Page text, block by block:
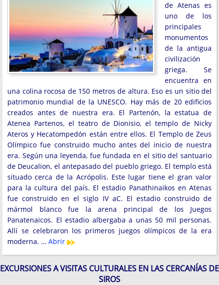
de Atenas es
uno de los
principales
monumentos
de la antigua
civilización
griega. Se
encuentra en
una colina rocosa de 150 metros de altura. Eso es un sitio del
patrimonio mundial de la UNESCO. Hay más de 20 edificios
creados antes de nuestra era. El Partenón, la estatua de
Atenea Partenos, el teatro de Dionisio, el templo de Nicky
Ateros y Hecatompedón están entre ellos. El Templo de Zeus
Olímpico fue construido mucho antes del inicio de nuestra
era. Según una leyenda, fue fundada en el sitio del santuario
de Deucalion, el antepasado del pueblo griego. El templo está
situado cerca de la Acrópolis. Este lugar tiene el gran valor
para la cultura del país. El estadio Panathinaikos en Atenas
fue construido en el siglo IV aC. El estadio construido de
mármol blanco fue la arena principal de los Juegos
Panatenaicos. El estadio albergaba a unas 50 mil personas.
Allí se celebraron los primeros juegos olímpicos de la era
moderna. … Abrir
EXCURSIONES A VISITAS CULTURALES EN LAS CERCANÍAS DE
SIROS